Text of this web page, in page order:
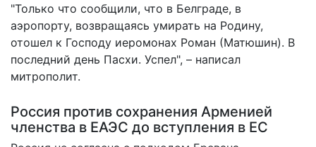
"Только что сообщили, что в Белграде, в
аэропорту, возвращаясь умирать на Родину,
отошел к Господу иеромонах Роман (Матюшин). В
последний день Пасхи. Успел", – написал
митрополит.
Россия против сохранения Арменией
членства в ЕАЭС до вступления в ЕС